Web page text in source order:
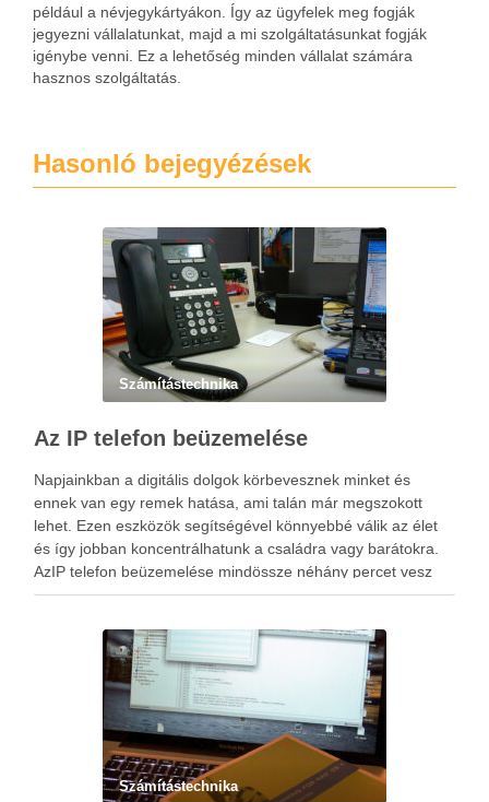
például a névjegykártyákon. Így az ügyfelek meg fogják
jegyezni vállalatunkat, majd a mi szolgáltatásunkat fogják
igénybe venni. Ez a lehetőség minden vállalat számára
hasznos szolgáltatás.
Hasonló bejegyézések
Számítástechnika
Az IP telefon beüzemelése
Napjainkban a digitális dolgok körbevesznek minket és
ennek van egy remek hatása, ami talán már megszokott
lehet. Ezen eszközök segítségével könnyebbé válik az élet
és így jobban koncentrálhatunk a családra vagy barátokra.
AzIP telefon beüzemelése mindössze néhány percet vesz
igénybe, ugyanakkor, ha egyszer be lett állítva, akkor többé
Számítástechnika